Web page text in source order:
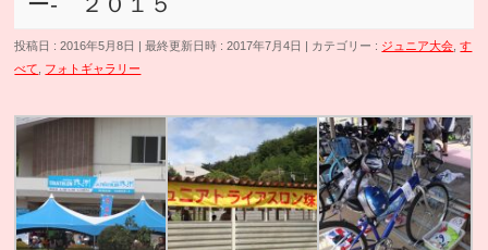
投稿日 : 2016年5月8日 最終更新日時 : 2017年7月4日 カテゴリー : ジュニア大会 ,す
べて
フォトギャラリー